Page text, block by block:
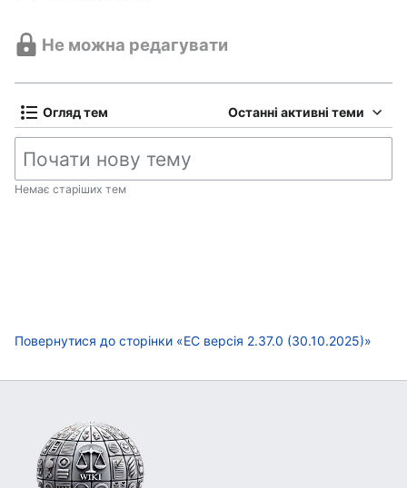
Не можна редагувати
Огляд тем Останні активні теми
Немає старіших тем
Повернутися до сторінки «ЕС версія 2.37.0 (30.10.2025)»